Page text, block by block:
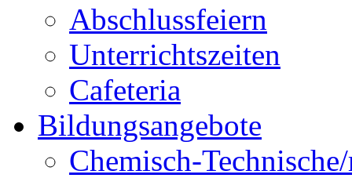
Abschlussfeiern
Unterrichtszeiten
Cafeteria
Bildungsangebote
Chemisch-